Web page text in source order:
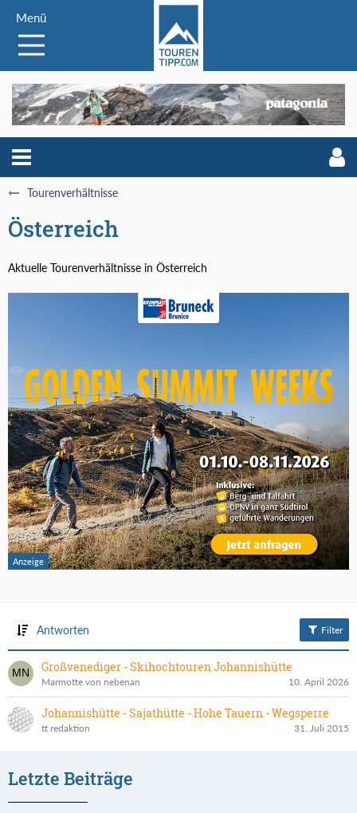
Menü
Tourenverhältnisse
Österreich
Aktuelle Tourenverhältnisse in Österreich
Antworten Filter
Großvenediger - Skihochtouren Johannishütte
Marmotte von nebenan 10. April 2026
Johannishütte - Sajathütte - Hohe Tauern - Wegsperre
tt redaktion 31. Juli 2015
Letzte Beiträge